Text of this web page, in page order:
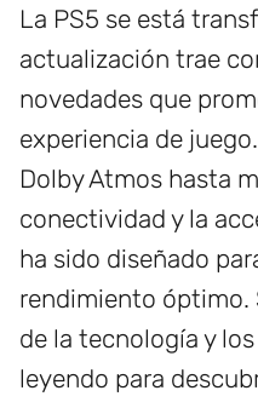
La PS5 se está
actualización trae
novedades que
experiencia de
Dolby Atmos hasta
conectividad y la
ha sido diseñado
rendimiento óptimo.
de la tecnología y
leyendo para